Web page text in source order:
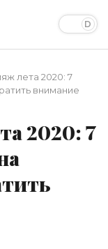
лета 2020: 7
внимание
2020: 7